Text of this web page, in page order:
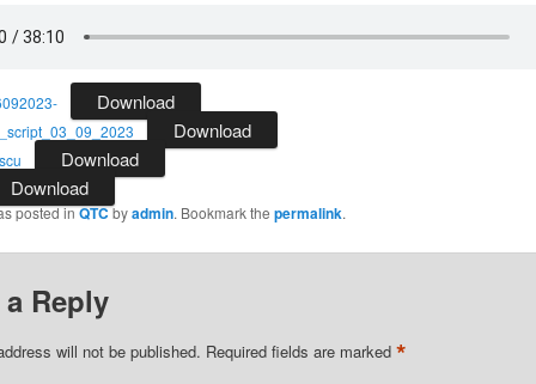
Download
Download
Download
Download
posted inQTCbyadmin. Bookmark the permalink.
a Reply
will not be published. Required fields are marked *